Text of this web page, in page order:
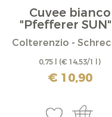
Cuvee bianco
"Pfefferer
0,75 l (€ 14,53/1 l)
incl. IVA più costi di spedizione
€ 10,90